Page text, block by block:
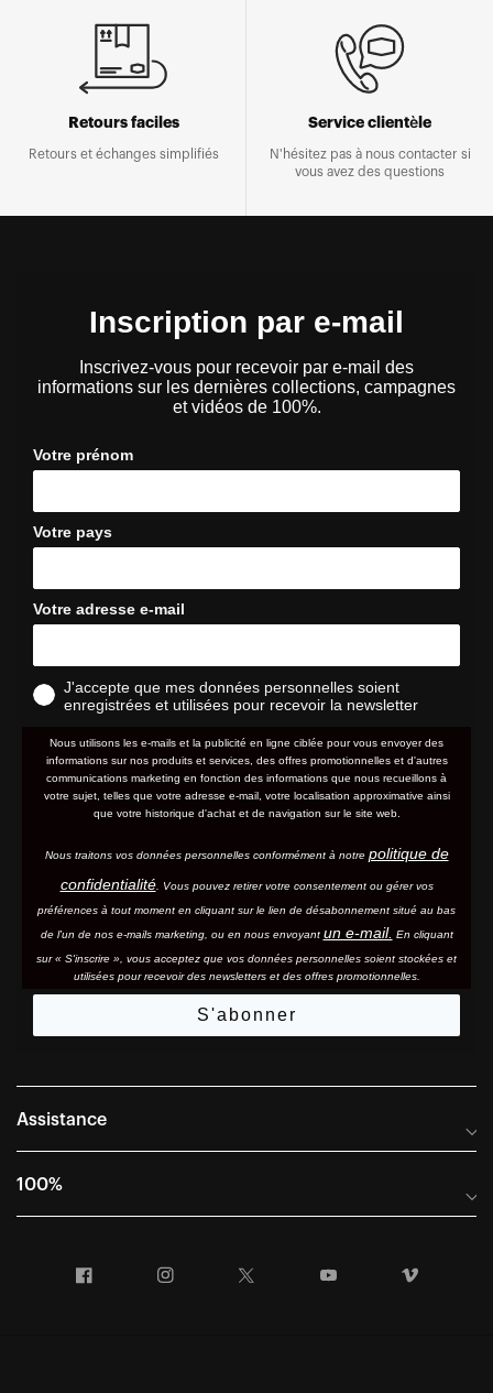
Retours faciles
Retours et échanges simplifiés
Service clientèle
N'hésitez pas à nous contacter si
vous avez des questions
Inscription par e-mail
Inscrivez-vous pour recevoir par e-mail des
informations sur les dernières collections, campagnes
et vidéos de 100%.
Votre prénom
Votre pays
Votre adresse e-mail
J'accepte que mes données personnelles soient
enregistrées et utilisées pour recevoir la newsletter
Nous utilisons les e-mails et la publicité en ligne ciblée pour vous envoyer des
informations sur nos produits et services, des offres promotionnelles et d'autres
communications marketing en fonction des informations que nous recueillons à
votre sujet, telles que votre adresse e-mail, votre localisation approximative ainsi
que votre historique d'achat et de navigation sur le site web.
Nous traitons vos données personnelles conformément à notre politique de
confidentialité. Vous pouvez retirer votre consentement ou gérer vos
préférences à tout moment en cliquant sur le lien de désabonnement situé au bas
de l'un de nos e-mails marketing, ou en nous envoyant un e-mail. En cliquant
sur « S'inscrire », vous acceptez que vos données personnelles soient stockées et
utilisées pour recevoir des newsletters et des offres promotionnelles.
S'abonner
Assistance
Foire aux questions
Conditions générales de vente
100%
Informations sur l'entreprise
Facebook Instagram YouTube